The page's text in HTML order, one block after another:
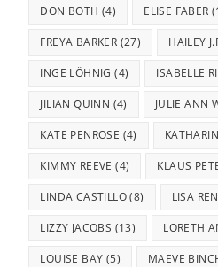
DON BOTH (4) ELISE FABER
FREYA BARKER (27) HAILEY
INGE LÖHNIG (4) ISABELLE
JILIAN QUINN (4) JULIE ANN
KATE PENROSE (4)
KIMMY REEVE (4) KLAUS
LINDA CASTILLO(8) LISA
LIZZY JACOBS (13) LORETH
LOUISE BAY (5) MAEVE